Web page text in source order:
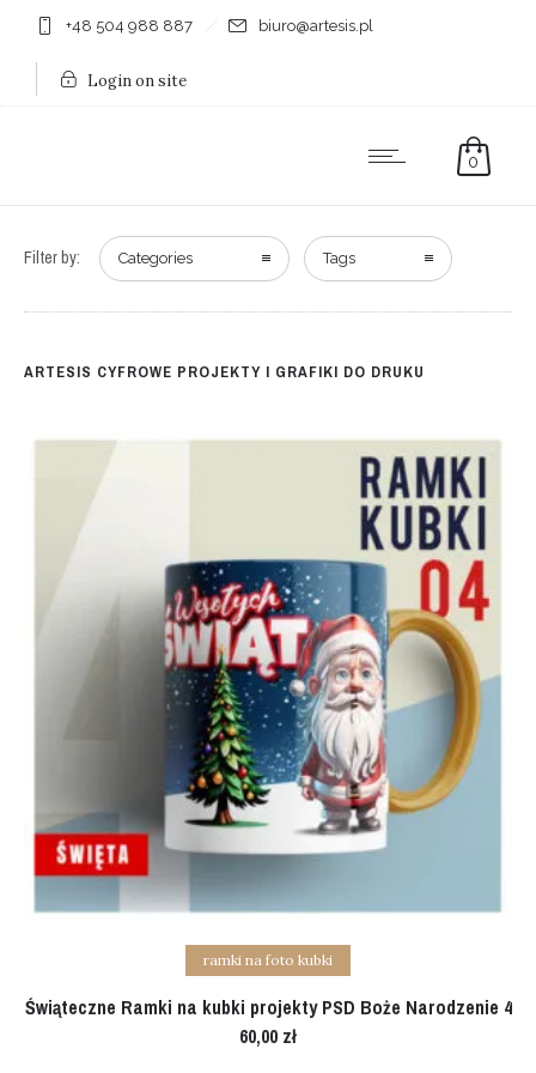
+48 504 988 887 biuro@artesis.pl
Login on site
0
Filter by: Categories Tags
ARTESIS CYFROWE PROJEKTY I GRAFIKI DO DRUKU
Add to cart
ramki na foto kubki
Świąteczne Ramki na kubki projekty PSD Boże Narodzenie 4
60,00 zł